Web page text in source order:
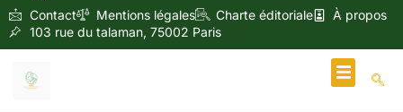
Contact Mentions légales Charte éditoriale
À propos
103 rue du talaman, 75002 Paris